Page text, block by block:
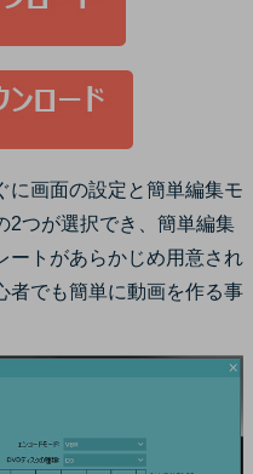
に画面の設定と簡単編集モ
2つが選択でき、簡単編集
ートがあらかじめ用意され
者でも簡単に動画を作る事